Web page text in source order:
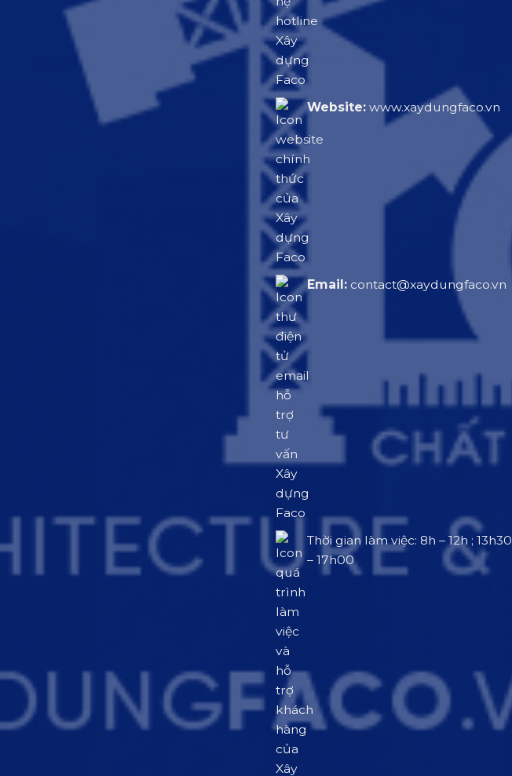
Website: www.xaydungfaco.vn
Email: contact@xaydungfaco.vn
Thời gian làm việc: 8h – 12h ; 13h30
– 17h00